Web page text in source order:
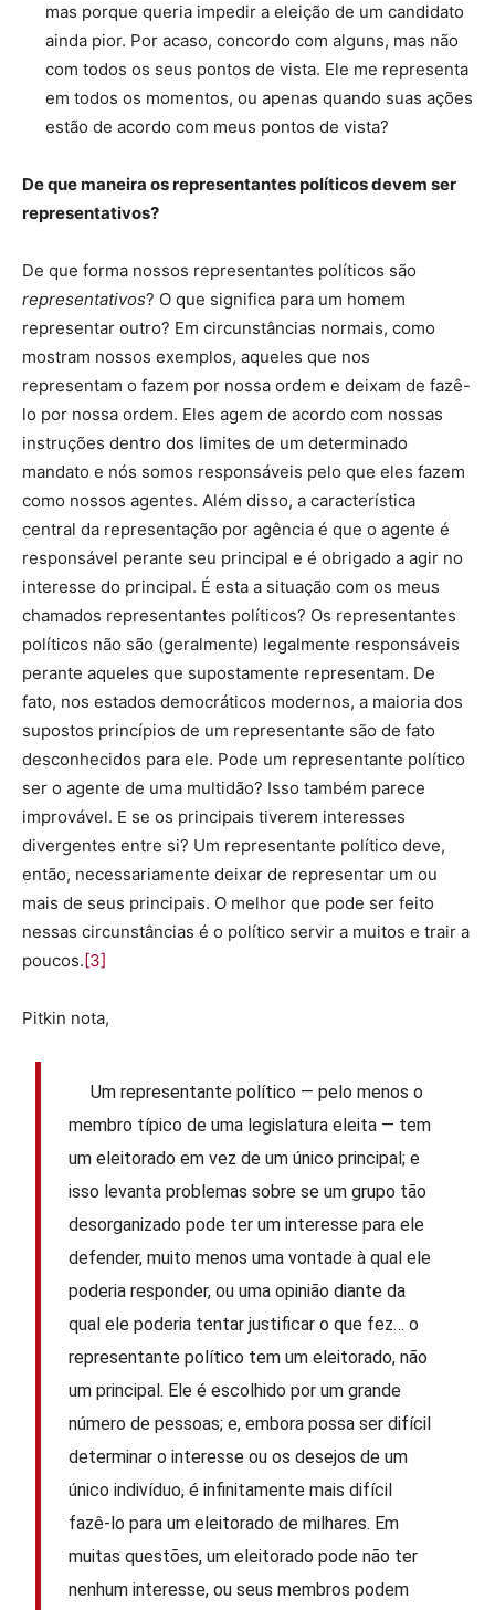
mas porque queria impedir a eleição de um candidato
ainda pior. Por acaso, concordo com alguns, mas não
com todos os seus pontos de vista. Ele me representa
em todos os momentos, ou apenas quando suas ações
estão de acordo com meus pontos de vista?
De que maneira os representantes políticos devem ser
representativos?
De que forma nossos representantes políticos são
representativos? O que significa para um homem
representar outro? Em circunstâncias normais, como
mostram nossos exemplos, aqueles que nos
representam o fazem por nossa ordem e deixam de fazê-
lo por nossa ordem. Eles agem de acordo com nossas
instruções dentro dos limites de um determinado
mandato e nós somos responsáveis ​​pelo que eles fazem
como nossos agentes. Além disso, a característica
central da representação por agência é que o agente é
responsável perante seu principal e é obrigado a agir no
interesse do principal. É esta a situação com os meus
chamados representantes políticos? Os representantes
políticos não são (geralmente) legalmente responsáveis ​​
perante aqueles que supostamente representam. De
fato, nos estados democráticos modernos, a maioria dos
supostos princípios de um representante são de fato
desconhecidos para ele. Pode um representante político
ser o agente de uma multidão? Isso também parece
improvável. E se os principais tiverem interesses
divergentes entre si? Um representante político deve,
então, necessariamente deixar de representar um ou
mais de seus principais. O melhor que pode ser feito
nessas circunstâncias é o político servir a muitos e trair a
poucos. [3]
Pitkin nota,
Um representante político — pelo menos o
membro típico de uma legislatura eleita — tem
um eleitorado em vez de um único principal; e
isso levanta problemas sobre se um grupo tão
desorganizado pode ter um interesse para ele
defender, muito menos uma vontade à qual ele
poderia responder, ou uma opinião diante da
qual ele poderia tentar justificar o que fez… o
representante político tem um eleitorado, não
um principal. Ele é escolhido por um grande
número de pessoas; e, embora possa ser difícil
determinar o interesse ou os desejos de um
único indivíduo, é infinitamente mais difícil
fazê-lo para um eleitorado de milhares. Em
muitas questões, um eleitorado pode não ter
nenhum interesse, ou seus membros podem